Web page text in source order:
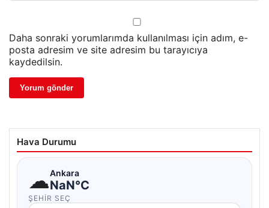
Daha sonraki yorumlarımda kullanılması için adım, e-
posta adresim ve site adresim bu tarayıcıya
kaydedilsin.
Hava Durumu
☁Ankara
NaN°C
ŞEHIR SEÇ